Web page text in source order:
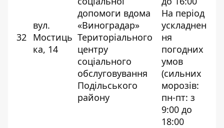
32
вул.
Мостиць
ка, 14
допомоги вдома
«Виноградар»
Територіального
центру
соціального
обслуговування
Подільського
району
На період
ускладнен
ня
погодних
умов
(сильних
морозів:
пн-пт: з
9:00 до
18:00